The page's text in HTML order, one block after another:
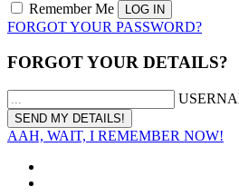
Remember Me
FORGOT YOUR PASSWORD?
FORGOT YOUR DETAILS?
AAH, WAIT, I REMEMBER NOW!